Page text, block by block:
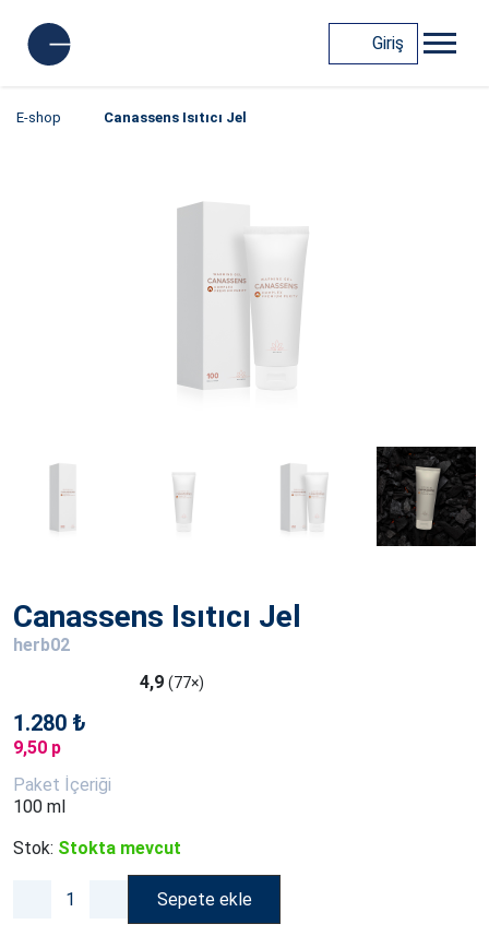
Giriş
E-shop Canassens Isıtıcı Jel
Canassens Isıtıcı Jel
herb02
4,9 (77×)
1.280 ₺
9,50 p
Paket İçeriği
100 ml
Stok: Stokta mevcut
Sepete ekle